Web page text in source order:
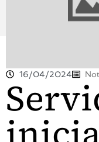
16/04/2024